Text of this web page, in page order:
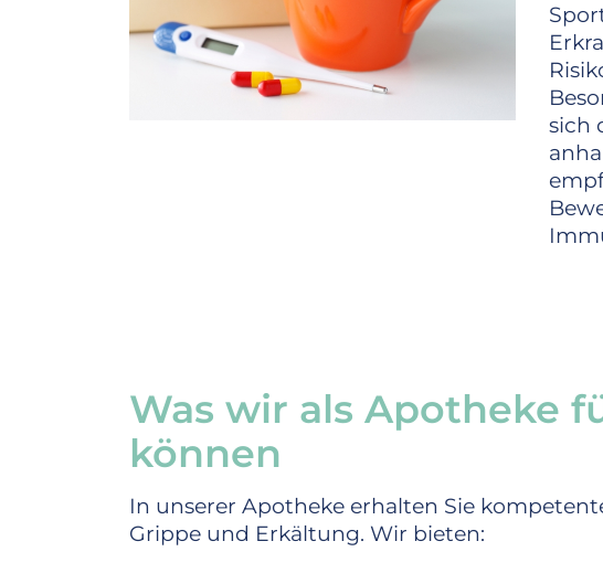
sich
Was wir als Apotheke
können
In unserer Apotheke erhalten Sie
Grippe und Erkältung. Wir bieten: